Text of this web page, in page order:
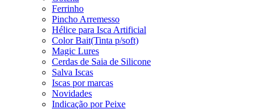
Ferrinho
Pincho Arremesso
Hélice para Isca Artificial
Color Bait(Tinta p/soft)
Magic Lures
Cerdas de Saia de Silicone
Salva Iscas
Iscas por marcas
Novidades
Indicação por Peixe